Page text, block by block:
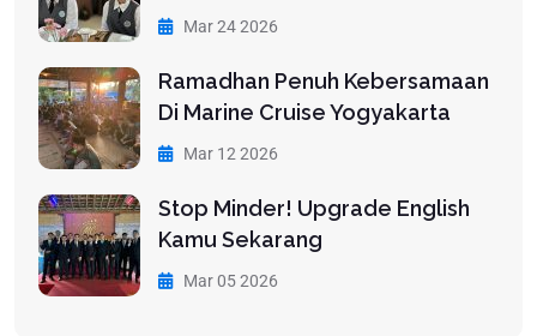
Mar 24 2026
Ramadhan Penuh Kebersamaan
Di Marine Cruise Yogyakarta
Mar 12 2026
Stop Minder! Upgrade English
Kamu Sekarang
Mar 05 2026